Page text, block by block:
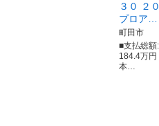
３０ ２
プロア…
町田市
■支払総額:
184.4万円
本…